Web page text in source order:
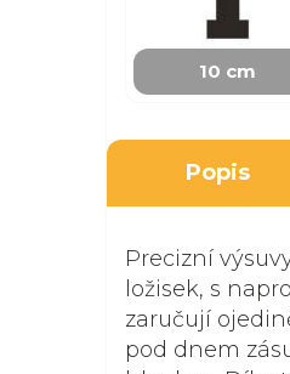
10 cm
Popis
Precizní
ložisek, s
zaručují
pod dnem